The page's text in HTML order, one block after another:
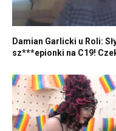
Damian Garlicki u Roli:
sz***epionki na C19!